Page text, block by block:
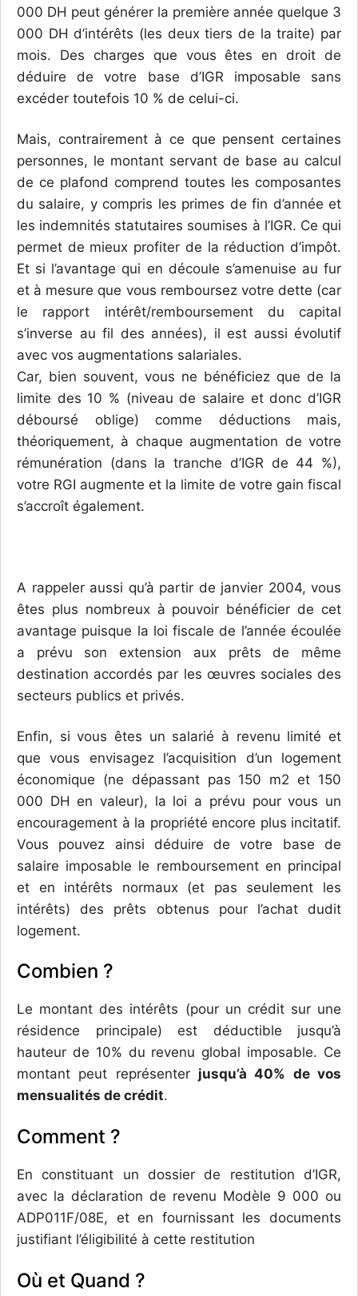
000 DH peut générer la première année quelque 3
000 DH d’intérêts (les deux tiers de la traite) par
mois. Des charges que vous êtes en droit de
déduire de votre base d’IGR imposable sans
excéder toutefois 10 % de celui-ci.
Mais, contrairement à ce que pensent certaines
personnes, le montant servant de base au calcul
de ce plafond comprend toutes les composantes
du salaire, y compris les primes de fin d’année et
les indemnités statutaires soumises à l’IGR. Ce qui
permet de mieux profiter de la réduction d’impôt.
Et si l’avantage qui en découle s’amenuise au fur
et à mesure que vous remboursez votre dette (car
le rapport intérêt/remboursement du capital
s’inverse au fil des années), il est aussi évolutif
avec vos augmentations salariales.
Car, bien souvent, vous ne bénéficiez que de la
limite des 10 % (niveau de salaire et donc d’IGR
déboursé oblige) comme déductions mais,
théoriquement, à chaque augmentation de votre
rémunération (dans la tranche d’IGR de 44 %),
votre RGI augmente et la limite de votre gain fiscal
s’accroît également.
A rappeler aussi qu’à partir de janvier 2004, vous
êtes plus nombreux à pouvoir bénéficier de cet
avantage puisque la loi fiscale de l’année écoulée
a prévu son extension aux prêts de même
destination accordés par les œuvres sociales des
secteurs publics et privés.
Enfin, si vous êtes un salarié à revenu limité et
que vous envisagez l’acquisition d’un logement
économique (ne dépassant pas 150 m2 et 150
000 DH en valeur), la loi a prévu pour vous un
encouragement à la propriété encore plus incitatif.
Vous pouvez ainsi déduire de votre base de
salaire imposable le remboursement en principal
et en intérêts normaux (et pas seulement les
intérêts) des prêts obtenus pour l’achat dudit
logement.
Combien ?
Le montant des intérêts (pour un crédit sur une
résidence principale) est déductible jusqu’à
hauteur de 10% du revenu global imposable. Ce
montant peut représenter jusqu’à 40% de vos
mensualités de crédit.
Comment ?
En constituant un dossier de restitution d’IGR,
avec la déclaration de revenu Modèle 9 000 ou
ADP011F/08E, et en fournissant les documents
justifiant l’éligibilité à cette restitution
Où et Quand ?